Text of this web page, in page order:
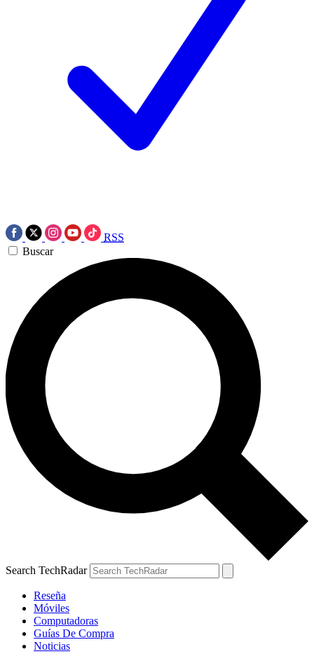
RSS
Buscar
Search TechRadar
Reseña
Móviles
Computadoras
Guías De Compra
Noticias